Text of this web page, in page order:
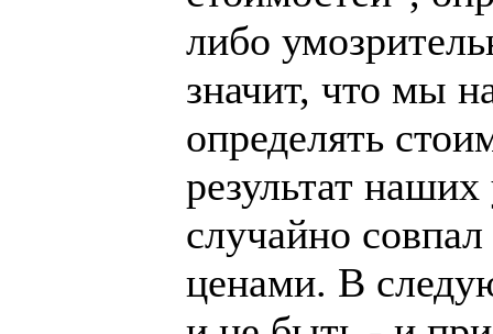
либо
значит, что мы
определять
результат
случайно
ценами. В